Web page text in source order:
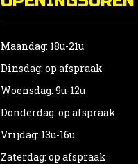
Maandag: 18u-21u
Dinsdag: op afspraak
Woensdag: 9u-12u
Donderdag: op afspraak
Vrijdag: 13u-16u
Zaterdag: op afspraak